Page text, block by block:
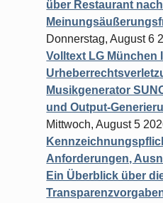
über Restaurant
Donnerstag, August 6
Volltext LG München
Musikgenerator
und Output-
Mittwoch, August 5
Anforderungen,
Ein Überblick über